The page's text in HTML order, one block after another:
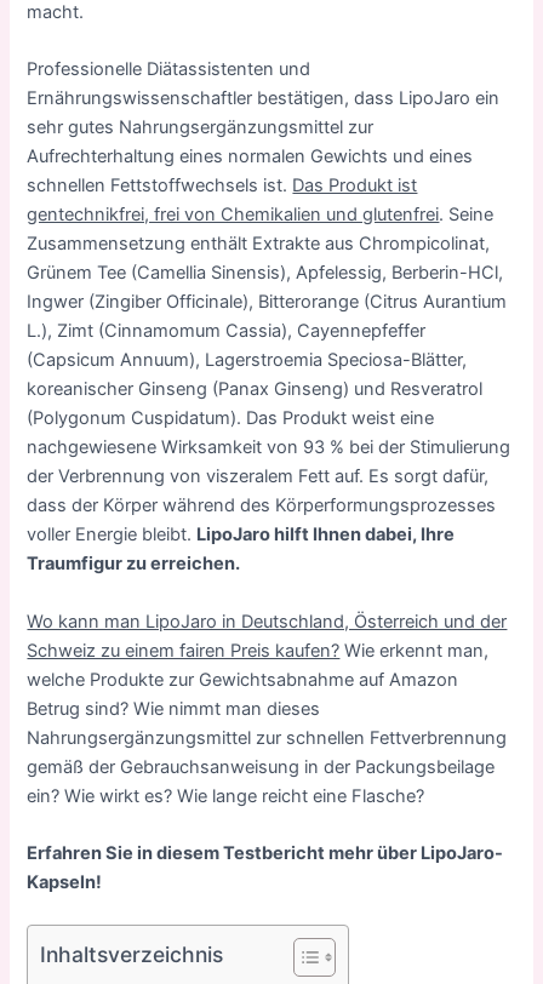
macht.
Professionelle Diätassistenten und
Ernährungswissenschaftler bestätigen, dass LipoJaro ein
sehr gutes Nahrungsergänzungsmittel zur
Aufrechterhaltung eines normalen Gewichts und eines
schnellen Fettstoffwechsels ist. Das Produkt ist
gentechnikfrei, frei von Chemikalien und glutenfrei. Seine
Zusammensetzung enthält Extrakte aus Chrompicolinat,
Grünem Tee (Camellia Sinensis), Apfelessig, Berberin-HCl,
Ingwer (Zingiber Officinale), Bitterorange (Citrus Aurantium
L.), Zimt (Cinnamomum Cassia), Cayennepfeffer
(Capsicum Annuum), Lagerstroemia Speciosa-Blätter,
koreanischer Ginseng (Panax Ginseng) und Resveratrol
(Polygonum Cuspidatum). Das Produkt weist eine
nachgewiesene Wirksamkeit von 93 % bei der Stimulierung
der Verbrennung von viszeralem Fett auf. Es sorgt dafür,
dass der Körper während des Körperformungsprozesses
voller Energie bleibt. LipoJaro hilft Ihnen dabei, Ihre
Traumfigur zu erreichen.
Wo kann man LipoJaro in Deutschland, Österreich und der
Schweiz zu einem fairen Preis kaufen? Wie erkennt man,
welche Produkte zur Gewichtsabnahme auf Amazon
Betrug sind? Wie nimmt man dieses
Nahrungsergänzungsmittel zur schnellen Fettverbrennung
gemäß der Gebrauchsanweisung in der Packungsbeilage
ein? Wie wirkt es? Wie lange reicht eine Flasche?
Erfahren Sie in diesem Testbericht mehr über LipoJaro-
Kapseln!
Inhaltsverzeichnis